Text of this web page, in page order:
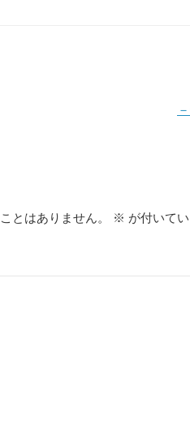
とはありません。 ※ が付いて